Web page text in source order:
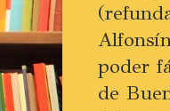
poder
de